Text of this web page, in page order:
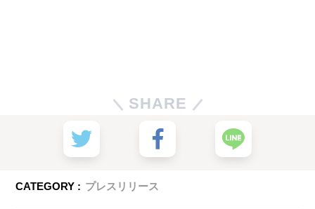
SHARE
CATEGORY : プレスリリース